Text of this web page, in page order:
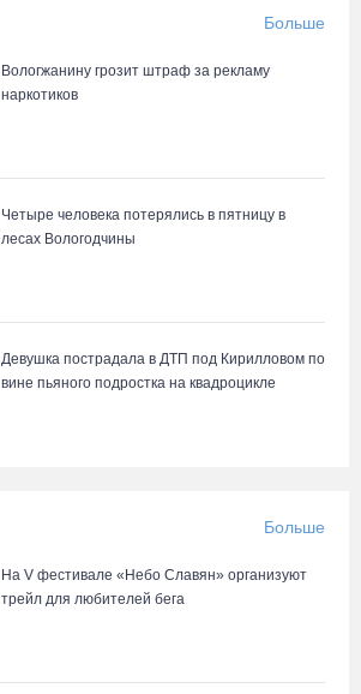
Больше
Вологжанину грозит штраф за рекламу
наркотиков
Четыре человека потерялись в пятницу в
лесах Вологодчины
Девушка пострадала в ДТП под Кирилловом по
вине пьяного подростка на квадроцикле
Больше
На V фестивале «Небо Славян» организуют
трейл для любителей бега